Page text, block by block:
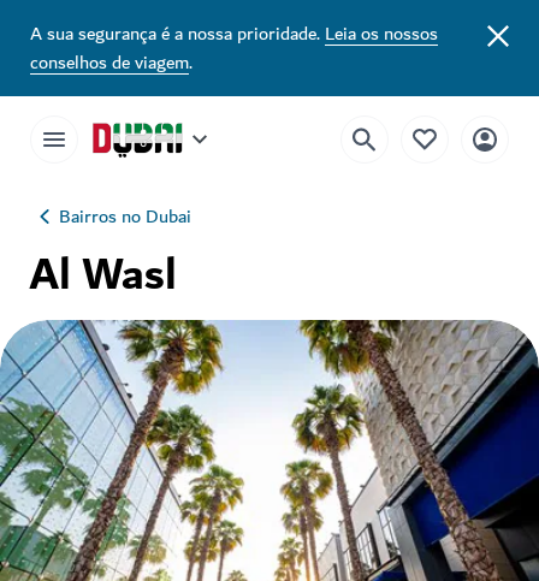
A sua segurança é a nossa prioridade.Leia os nossos
conselhos de viagem.
Bairros no Dubai
Al Wasl